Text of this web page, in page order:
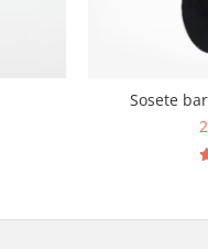
Sosete